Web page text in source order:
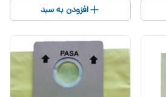
افزودن به سبد